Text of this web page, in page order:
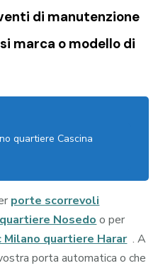
di manutenzione
marca o modello di
quartiere Cascina
porte scorrevoli
Nosedo o per
quartiere Harar . A
porta automatica o che